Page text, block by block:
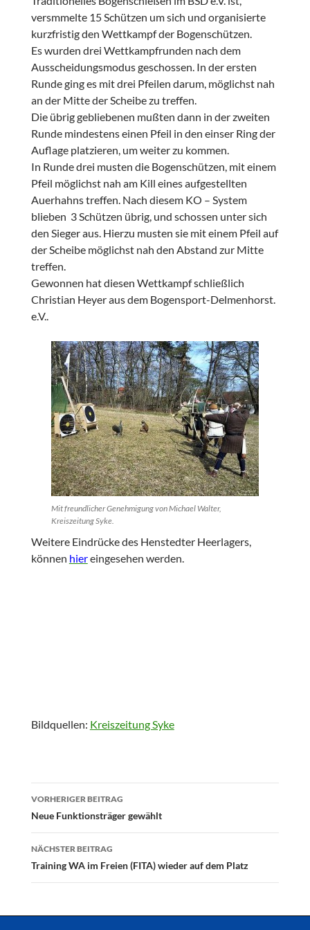
versmmelte 15 Schützen um sich und organisierte
kurzfristig den Wettkampf der Bogenschützen.
Es wurden drei Wettkampfrunden nach dem
Ausscheidungsmodus geschossen. In der ersten
Runde ging es mit drei Pfeilen darum, möglichst nah
an der Mitte der Scheibe zu treffen.
Die übrig gebliebenen mußten dann in der zweiten
Runde mindestens einen Pfeil in den einser Ring der
Auflage platzieren, um weiter zu kommen.
In Runde drei musten die Bogenschützen, mit einem
Pfeil möglichst nah am Kill eines aufgestellten
Auerhahns treffen. Nach diesem KO – System
blieben 3 Schützen übrig, und schossen unter sich
den Sieger aus. Hierzu musten sie mit einem Pfeil auf
der Scheibe möglichst nah den Abstand zur Mitte
treffen.
Gewonnen hat diesen Wettkampf schließlich
Christian Heyer aus dem Bogensport-Delmenhorst.
e.V..
Mit freundlicher Genehmigung von Michael Walter,
Kreiszeitung Syke.
Weitere Eindrücke des Henstedter Heerlagers,
können hiereingesehen werden.
Bildquellen: Kreiszeitung Syke
Beitragsnavigation
VORHERIGER BEITRAG
Neue Funktionsträger gewählt
NÄCHSTER BEITRAG
Training WA im Freien (FITA) wieder auf dem Platz